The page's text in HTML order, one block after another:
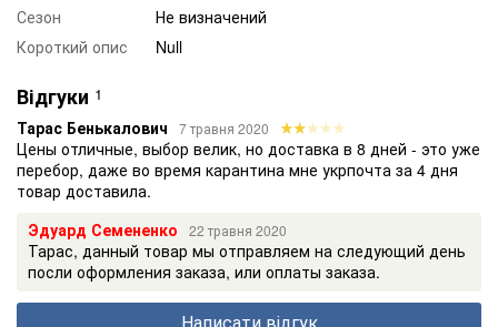
Сезон
Не визначений
Короткий опис
Null
Відгуки 1
Тарас Бенькалович 7 травня 2020
Цены отличные, выбор велик, но доставка в 8 дней - это уже
перебор, даже во время карантина мне укрпочта за 4 дня
товар доставила.
Эдуард Семененко
22 травня 2020
Тарас, данный товар мы отправляем на следующий день
посли оформления заказа, или оплаты заказа.